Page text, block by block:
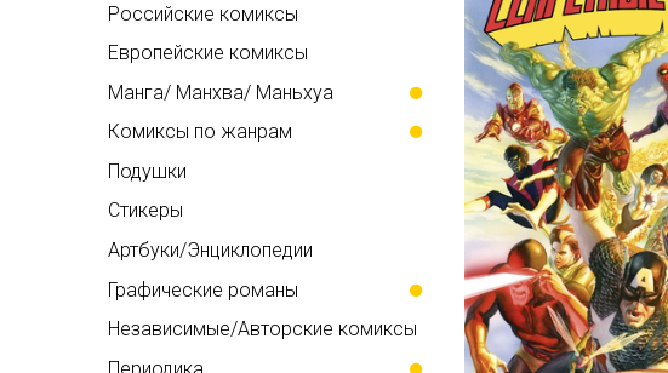
Российские комиксы
Европейские комиксы
Манга/ Манхва/ Маньхуа
Комиксы по жанрам
Подушки
Стикеры
Артбуки/Энциклопедии
Графические романы
Независимые/Авторские комиксы